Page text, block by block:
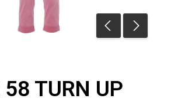
58 TURN UP